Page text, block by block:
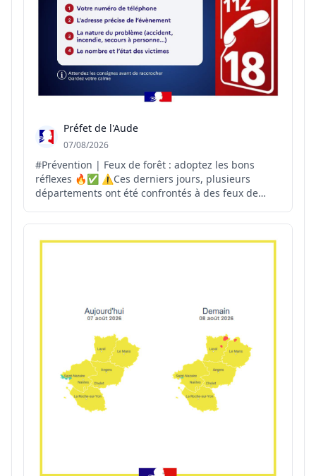
Préfet de l'Aude
07/08/2026
#Prévention | Feux de forêt : adoptez les bons
réflexes 🔥✅ ⚠️Ces derniers jours, plusieurs
départements ont été confrontés à des feux de
permettre une intervention rapide des secours.